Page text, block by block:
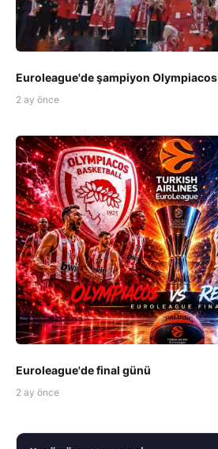
Euroleague'de şampiyon Olympiacos
2 ay önce
Euroleague'de final günü
2 ay önce